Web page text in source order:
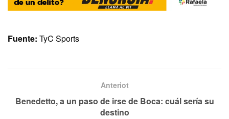
Fuente: TyC Sports
Anteriot
Benedetto, a un paso de irse de Boca: cuál sería su
destino